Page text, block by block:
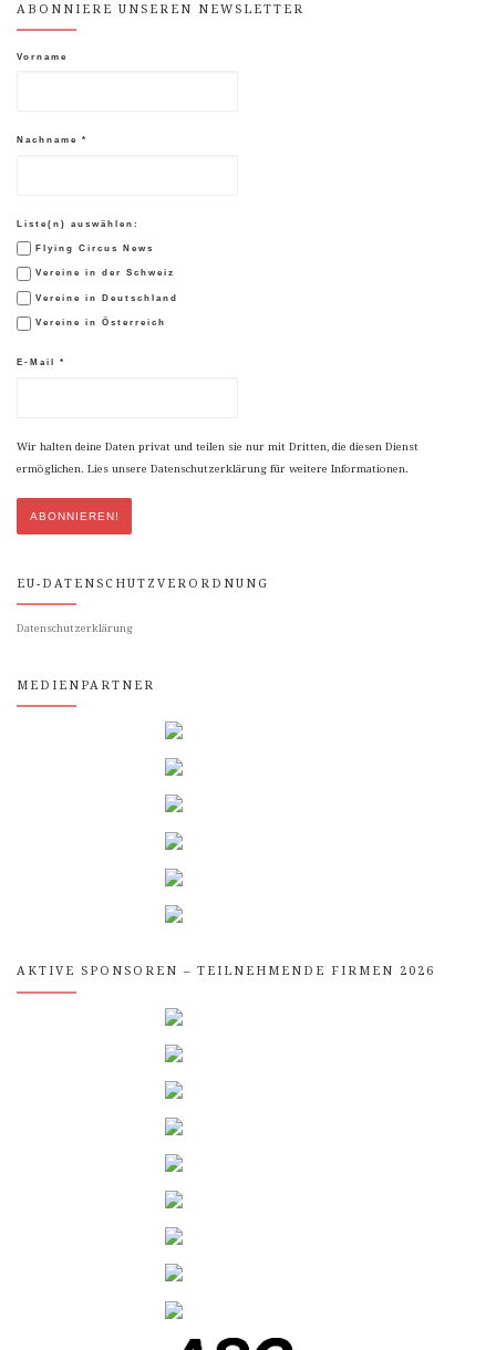
ABONNIERE UNSEREN NEWSLETTER
Vorname
Nachname *
Liste(n) auswählen:
Flying Circus News
Vereine in der Schweiz
Vereine in Deutschland
Vereine in Österreich
E-Mail *
Wir halten deine Daten privat und teilen sie nur mit Dritten, die diesen Dienst
ermöglichen. Lies unsere Datenschutzerklärung für weitere Informationen.
EU-DATENSCHUTZVERORDNUNG
Datenschutzerklärung
MEDIENPARTNER
AKTIVE SPONSOREN – TEILNEHMENDE FIRMEN 2026